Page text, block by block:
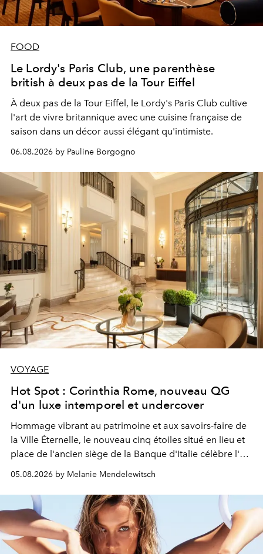
FOOD
Le Lordy's Paris Club, une parenthèse
british à deux pas de la Tour Eiffel
À deux pas de la Tour Eiffel, le Lordy's Paris Club cultive
l'art de vivre britannique avec une cuisine française de
saison dans un décor aussi élégant qu'intimiste.
06.08.2026 by Pauline Borgogno
VOYAGE
Hot Spot : Corinthia Rome, nouveau QG
d'un luxe intemporel et undercover
Hommage vibrant au patrimoine et aux savoirs-faire de
la Ville Éternelle, le nouveau cinq étoiles situé en lieu et
place de l'ancien siège de la Banque d'Italie célèbre l'art
de vivre Romain dans toute son élégance intemporelle.
05.08.2026 by Melanie Mendelewitsch